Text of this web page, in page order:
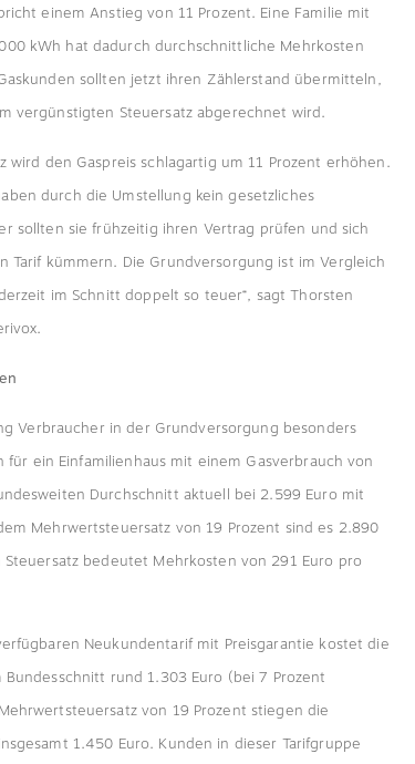
einem Anstieg von 11 Prozent. Eine Familie mit
kWh hat dadurch durchschnittliche Mehrkosten
sollten jetzt ihren Zählerstand übermitteln,
vergünstigten Steuersatz abgerechnet wird.
wird den Gaspreis schlagartig um 11 Prozent erhöhen.
durch die Umstellung kein gesetzliches
sollten sie frühzeitig ihren Vertrag prüfen und sich
Tarif kümmern. Die Grundversorgung ist im Vergleich
im Schnitt doppelt so teuer“, sagt Thorsten
Verbraucher in der Grundversorgung besonders
ein Einfamilienhaus mit einem Gasverbrauch von
Durchschnitt aktuell bei 2.599 Euro mit
Mehrwertsteuersatz von 19 Prozent sind es 2.890
Steuersatz bedeutet Mehrkosten von 291 Euro pro
Neukundentarif mit Preisgarantie kostet die
rund 1.303 Euro (bei 7 Prozent
von 19 Prozent stiegen die
1.450 Euro. Kunden in dieser Tarifgruppe